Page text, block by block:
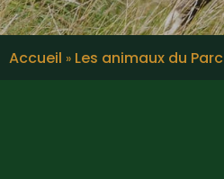
Accueil » Les animaux du Parc